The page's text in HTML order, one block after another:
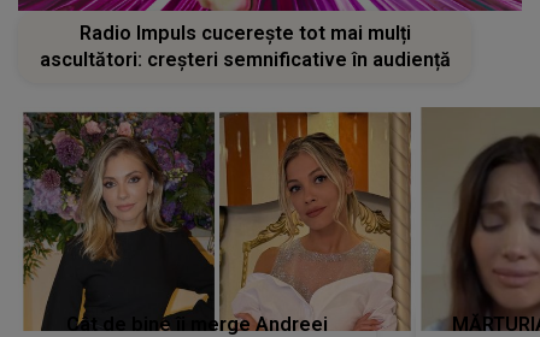
Radio Impuls cucerește tot mai mulți
ascultători: creșteri semnificative în audiență
Cât de bine îi merge Andreei